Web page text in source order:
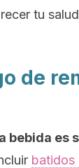
tu
de
bebida es
batidos